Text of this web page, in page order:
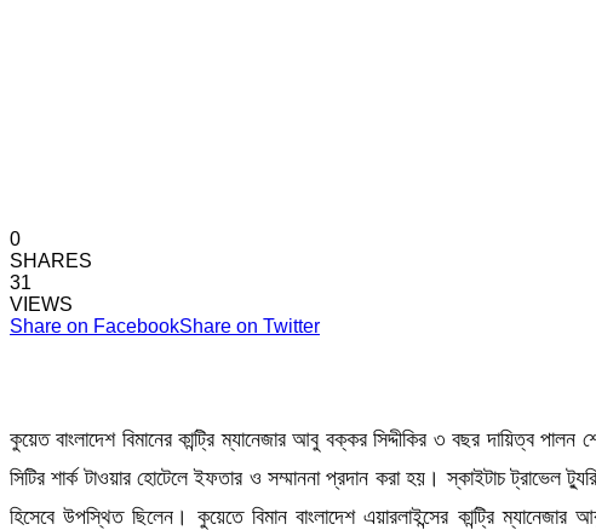
0
SHARES
31
VIEWS
Share on FacebookShare on Twitter
কুয়েত বাংলাদেশ বিমানের কান্ট্রি ম্যানেজার আবু বক্কর সিদ্দীকির ৩ বছর দায়িত্ব
সিটির শার্ক টাওয়ার হোটেলে ইফতার ও সম্মাননা প্রদান করা হয়। স্কাইটাচ ট্রাভেল
হিসেবে উপস্থিত ছিলেন। কুয়েতে বিমান বাংলাদেশ এয়ারলাইন্সের কান্ট্রি